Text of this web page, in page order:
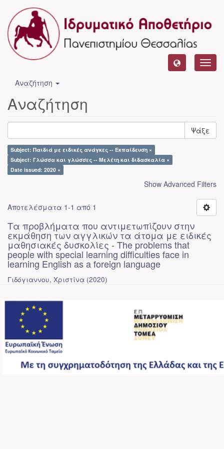
Αναζήτηση
Αναζήτηση
Ψάξε
Subject: Παιδιά με ειδικές ανάγκες -- Εκπαίδευση ×
Subject: Γλώσσα και γλώσσες -- Μελέτη και διδασκαλία ×
Date issued: 2020 ×
Show Advanced Filters
Αποτελέσματα 1-1 από 1
Τα προβλήματα που αντιμετωπίζουν στην
εκμάθηση των αγγλικών τα άτομα με ειδικές
μαθησιακές δυσκολίες - The problems that
people with special learning difficulties face in
learning English as a foreign language
Γιδόγιαννου, Χριστίνα (2020)